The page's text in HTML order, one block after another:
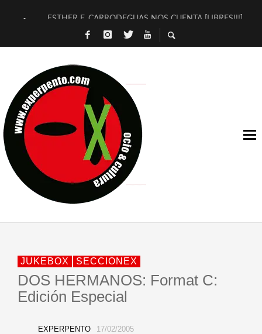
ESTHER F. CARRODEGUAS NOS CUENTA [LIBRES!!!]
[TERRA DE GUAPES] DE SANDRA MONFORT
TIMBRE 4, LA ESCUELA DEL DIRECTOR TEATRAL CLAUDIO
30 AÑOS (NO ES NADA) DE LA KATARSIS DEL TOMATAZO
MILITARES JUDÍAS EN #EXVITA
D’BALDOMEROS REINVENTAN [BITÁCORA 3.0] EN EXVITA
MARSHALL FLASH PRESENTA EN EXVITA [RELATIVA
JOFRE BARDAGÍ EN EXVITA INTERPRETANDO A SERRAT
JUKEBOX SECCIONEX
DOS HERMANOS: Format C:
Edición Especial
EXPERPENTO 17/02/2005